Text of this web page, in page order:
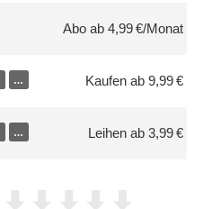
Abo ab 4,99 €/Monat
… Kaufen ab 9,99 €
… Leihen ab 3,99 €